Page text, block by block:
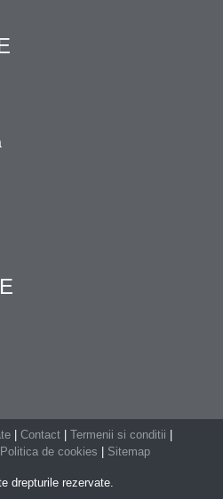
Contact Termenii si conditii
Politica de cookies Sitemap
drepturile rezervate.